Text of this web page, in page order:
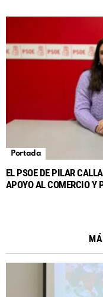
Portada
EL PSOE DE PILAR
APOYO AL COMERCIO Y